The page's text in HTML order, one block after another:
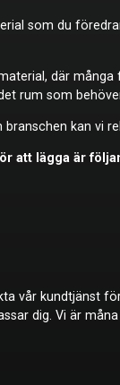
som du
där
rum som
kan vi
att lägga är
vår kundtjänst
dig. Vi är